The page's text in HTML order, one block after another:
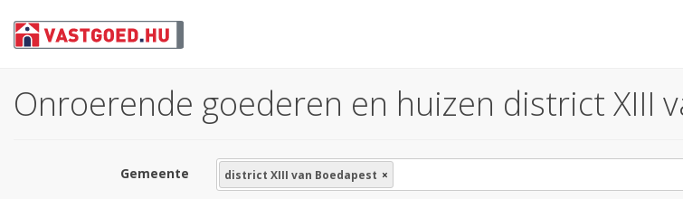
Onroerende goederen en huizen district XIII
Gemeente district XIII van Boedapest ×